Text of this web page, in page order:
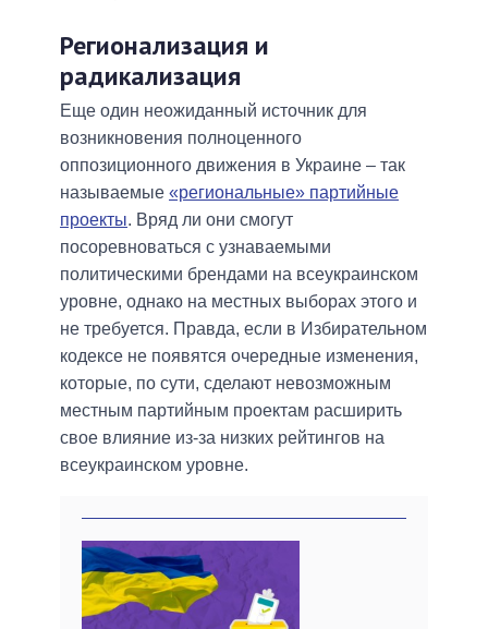
Регионализация и
радикализация
Еще один неожиданный источник для
возникновения полноценного
оппозиционного движения в Украине – так
называемые «региональные» партийные
проекты. Вряд ли они смогут
посоревноваться с узнаваемыми
политическими брендами на всеукраинском
уровне, однако на местных выборах этого и
не требуется. Правда, если в Избирательном
кодексе не появятся очередные изменения,
которые, по сути, сделают невозможным
местным партийным проектам расширить
свое влияние из-за низких рейтингов на
всеукраинском уровне.